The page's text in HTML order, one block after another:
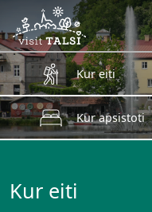
Skip to main content
Kur eiti
Kur apsistoti
Kur eiti